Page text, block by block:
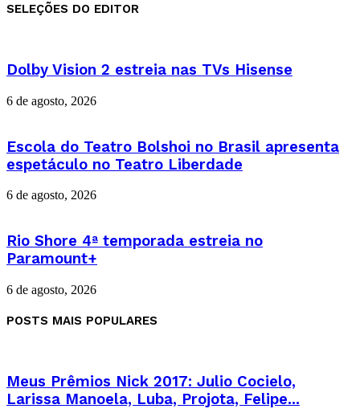
SELEÇÕES DO EDITOR
Dolby Vision 2 estreia nas TVs Hisense
6 de agosto, 2026
Escola do Teatro Bolshoi no Brasil apresenta
espetáculo no Teatro Liberdade
6 de agosto, 2026
Rio Shore 4ª temporada estreia no
Paramount+
6 de agosto, 2026
POSTS MAIS POPULARES
Meus Prêmios Nick 2017: Julio Cocielo,
Larissa Manoela, Luba, Projota, Felipe...